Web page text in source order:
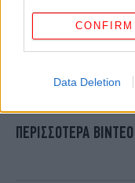
CONFIRM
Data Deletion
ΠΕΡΙΣΣΟΤΕΡΑ ΒΙΝΤΕΟ